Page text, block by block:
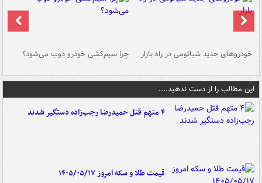
خودروهای جدید شیائومی در راه بازار چرا سیم‌کشی خودرو ذوب می‌شود؟
این مطالب را از دست ندهید....
۴ متهم قتل حمیدرضا رجب‌زاده دستگیر شدند
قیمت طلا و سکه امروز ۱۴۰۵/۰۵/۱۷